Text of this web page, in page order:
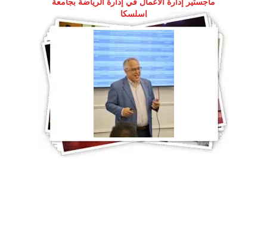
ماجستير إدارة الأعمال في إدارة الرياضة بجامعة
إسلسكا